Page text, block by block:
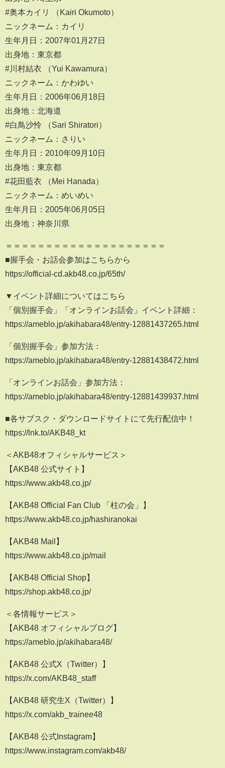
#奥本カイリ （Kairi Okumoto）
ニックネーム：カイリ
生年月日：2007年01月27日
出身地：東京都
#川村結衣 （Yui Kawamura）
ニックネーム：かわゆい
生年月日：2006年06月18日
出身地：北海道
#白鳥沙怜 （Sari Shiratori）
ニックネーム：さりい
生年月日：2010年09月10日
出身地：東京都
#花田藍衣 （Mei Hanada）
ニックネーム：めいめい
生年月日：2005年06月05日
出身地：神奈川県
＝＝＝＝＝＝＝＝＝＝＝＝＝＝＝＝＝＝＝＝
■握手会・お話会参加はこちらから
https://official-cd.akb48.co.jp/65th/
▼イベント詳細についてはこちら
「個別握手会」「オンラインお話会」イベント詳細：
https://ameblo.jp/akihabara48/entry-12881437265.html
「個別握手会」参加方法：
https://ameblo.jp/akihabara48/entry-12881438472.html
「オンラインお話会」参加方法：
https://ameblo.jp/akihabara48/entry-12881439937.html
■各サブスク・ダウンロードサイトにて先行配信中！
https://lnk.to/AKB48_kt
＜AKB48オフィシャルサービス＞
【AKB48 公式サイト】
https://www.akb48.co.jp/
【AKB48 Official Fan Club 「柱の会」】
https://www.akb48.co.jp/hashiranokai
【AKB48 Mail】
https://www.akb48.co.jp/mail
【AKB48 Official Shop】
https://shop.akb48.co.jp/
＜各情報サービス＞
【AKB48 オフィシャルブログ】
https://ameblo.jp/akihabara48/
【AKB48 公式X（Twitter）】
https://x.com/AKB48_staff
【AKB48 研究生X（Twitter）】
https://x.com/akb_trainee48
【AKB48 公式Instagram】
https://www.instagram.com/akb48/